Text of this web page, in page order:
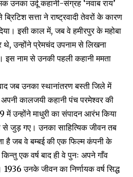
उनका उर्दू कहानी-संग्रह ‘नवाब राय’
सत्ता ने राष्ट्रवादी तेवरों के कारण
इसी काल में, जब वे हमीरपुर के महोबा
थे, उन्होंने प्रेमचंद उपनाम से लिखना
इस नाम से उनकी पहली कहानी ममता
जब उनका स्थानांतरण बस्ती जिले में
कालजयी कहानी पंच परमेश्वर की
में उन्होंने माधुरी का संपादन आरंभ किया
जुड़ गए। उनका साहित्यिक जीवन तब
है जब वे बम्बई की एक फिल्म कंपनी के
एक वर्ष बाद ही वे पुनः अपने गाँव
उनके जीवन का निर्णायक वर्ष सिद्ध